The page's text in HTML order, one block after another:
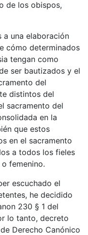
de los obispos,
a una elaboración
cómo determinados
tengan como
ser bautizados y el
del
distintos del
sacramento del
en la
que estos
en el sacramento
a todos los fieles
femenino.
escuchado el
he decidido
230 § 1 del
lo tanto, decreto
Derecho Canónico